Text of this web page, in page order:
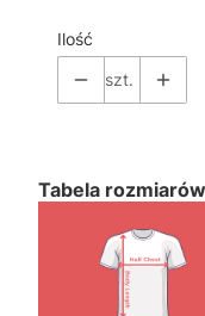
Ilość
szt.
Tabela